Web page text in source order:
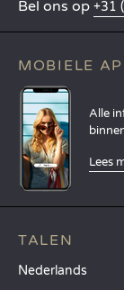
Bel ons op +31
MOBIELE
Alle
Lees
TALEN
Nederlands